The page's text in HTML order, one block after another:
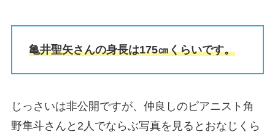
亀井聖矢さんの身長は175㎝くらいです。
じっさいは非公開ですが、仲良しのピアニスト角
野隼斗さんと2人でならぶ写真を見るとおなじくら